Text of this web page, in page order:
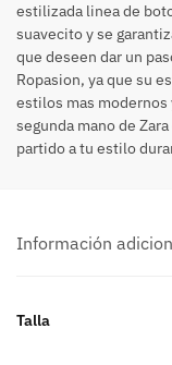
estilizada linea de
suavecito y se
que deseen dar un
Ropasion, ya que su
estilos mas modernos
segunda mano de
partido a tu estilo
Información
Talla